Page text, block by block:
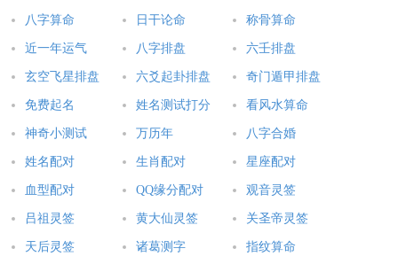
八字算命 日干论命 称骨算命
近一年运气 八字排盘 六壬排盘
玄空飞星排盘 六爻起卦排盘 奇门遁甲排盘
免费起名 姓名测试打分 看风水算命
神奇小测试 万历年 八字合婚
姓名配对 生肖配对 星座配对
血型配对 QQ缘分配对 观音灵签
吕祖灵签 黄大仙灵签 关圣帝灵签
天后灵签 诸葛测字 指纹算命